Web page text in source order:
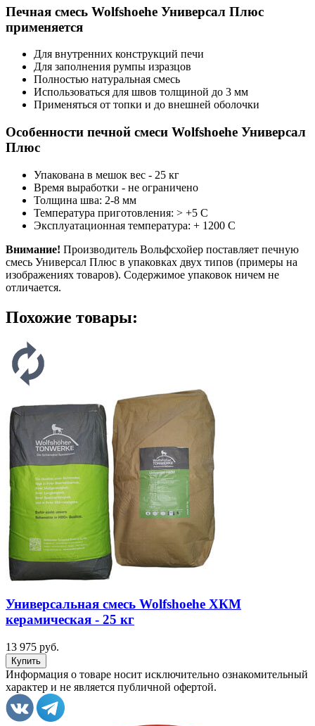
Печная смесь Wolfshoehe Универсал Плюс
применяется
Для внутренних конструкций печи
Для заполнения румпы изразцов
Полностью натуральная смесь
Использоваться для швов толщиной до 3 мм
Применяться от топки и до внешней оболочки
Особенности печной смеси Wolfshoehe Универсал
Плюс
Упакована в мешок вес - 25 кг
Время выработки - не ограничено
Толщина шва: 2-8 мм
Температура приготовления: > +5 С
Эксплуатационная температура: + 1200 С
Внимание! Производитель Вольфсхойер поставляет печную
смесь Универсал Плюс в упаковках двух типов (примеры на
изображениях товаров). Содержимое упаковок ничем не
отличается.
Похожие товары:
Универсальная смесь Wolfshoehe ХКМ
керамическая - 25 кг
13 975 руб.
Информация о товаре носит исключительно ознакомительный
характер и не является публичной офертой.